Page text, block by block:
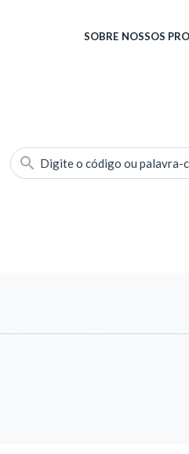
SOBRE NOSSOS
Digite o código ou palavra-